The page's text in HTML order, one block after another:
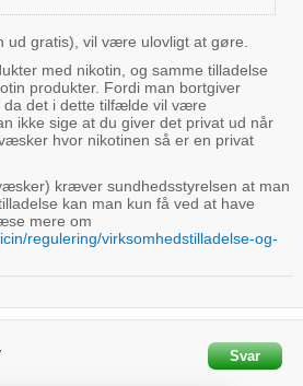
gratis), vil være ulovligt at gøre.
med nikotin, og samme tilladelse
produkter. Fordi man bortgiver
da det i dette tilfælde vil være
ikke sige at du giver det privat ud når
hvor nikotinen så er en privat
kræver sundhedsstyrelsen at man
kan man kun få ved at have
mere om
regulering/virksomhedstilladelse-og-
Svar